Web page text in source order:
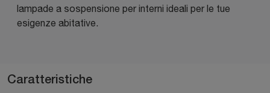
lampade a sospensione per interni ideali per le tue
esigenze abitative.
Caratteristiche